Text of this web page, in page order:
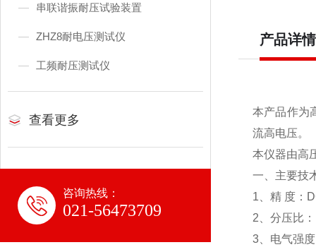
串联谐振耐压试验装置
ZHZ8耐电压测试仪
工频耐压测试仪
查看更多
咨询热线：
021-56473709
产品详情
本产品作为
流高电压。
本仪器由高
一、主要技
1、精 度：
2、分压比
3、电气强